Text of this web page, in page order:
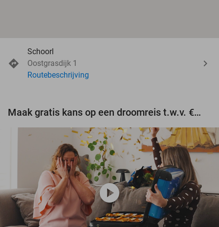
Schoorl
Oostgrasdijk 1
Routebeschrijving
Maak gratis kans op een droomreis t.w.v. €3.000!
play_circle